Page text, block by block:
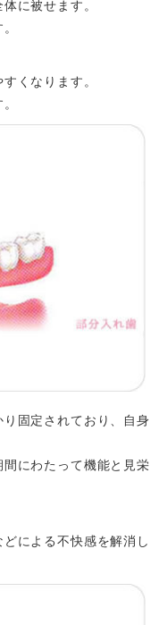
に被せます。
くなります。
固定されており、自身
にわたって機能と見栄
による不快感を解消し